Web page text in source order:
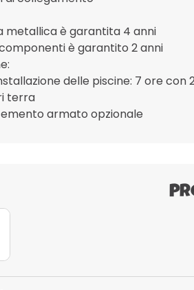
metallica è garantita 4 anni
è garantito 2 anni
delle piscine: 7 ore con
terra
armato opzionale